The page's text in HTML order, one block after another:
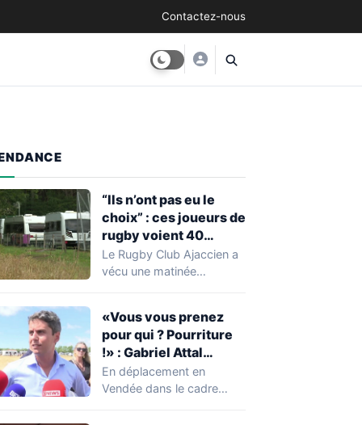
Contactez-nous
“Ils n’ont pas eu le
choix” : ces joueurs de
rugby voient 40
caravanes de gens du
voyage s’installer
heure
Le Rugby Club Ajaccien a
vécu une matinée
découverte d'une…
«Vous vous prenez
pour qui ? Pourriture
!» : Gabriel Attal
chahuté sur un
campement illégal
En déplacement en
Vendée dans le cadre